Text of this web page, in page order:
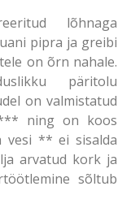
lõhnaga
pipra ja greibi
on õrn nahale.
päritolu
on valmistatud
ning on koos
vesi ** ei sisalda
arvatud kork ja
sõltub